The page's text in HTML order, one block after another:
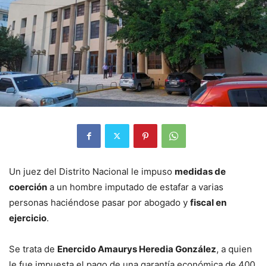
Un juez del Distrito Nacional le impuso medidas de
coerción a un hombre imputado de estafar a varias
personas haciéndose pasar por abogado y fiscal en
ejercicio.
Se trata de Enercido Amaurys Heredia González, a quien